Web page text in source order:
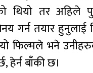
थियो तर अहिले
गर्न तयार हुनुलाई
फिल्मले भने
हेर्न बाँकी छ।